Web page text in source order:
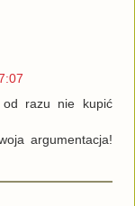
od razu nie kupić
argumentacja!